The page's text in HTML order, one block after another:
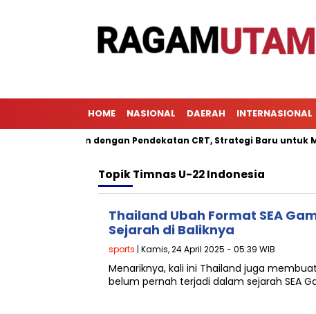
HOME NASIONAL DAERAH INTERNASIONAL
Pembelajaran dengan Pendekatan CRT, Strategi Baru untuk
TopikTimnas U-22 Indonesia
Thailand Ubah Format SEA
Sejarah di Baliknya
sports | Kamis, 24 April 2025 - 05:39 WIB
Menariknya, kali ini Thailand juga
belum pernah terjadi dalam sejarah SEA